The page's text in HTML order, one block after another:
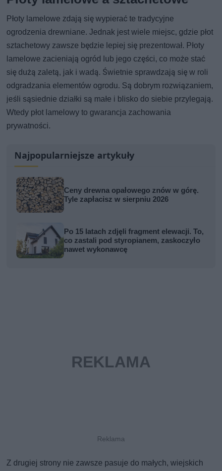
Płoty lamelowe zdają się wypierać te tradycyjne
ogrodzenia drewniane. Jednak jest wiele miejsc, gdzie płot
sztachetowy zawsze będzie lepiej się prezentował. Płoty
lamelowe zacieniają ogród lub jego części, co może stać
się dużą zaletą, jak i wadą. Świetnie sprawdzają się w roli
odgradzania elementów ogrodu. Są dobrym rozwiązaniem,
jeśli sąsiednie działki są małe i blisko do siebie przylegają.
Wtedy płot lamelowy to gwarancja zachowania
prywatności.
Najpopularniejsze artykuły
Ceny drewna opałowego znów w górę.
Tyle zapłacisz w sierpniu 2026
Po 15 latach zdjęli fragment elewacji. To,
co zastali pod styropianem, zaskoczyło
nawet wykonawcę
Z drugiej strony nie zawsze pasuje do małych, wiejskich